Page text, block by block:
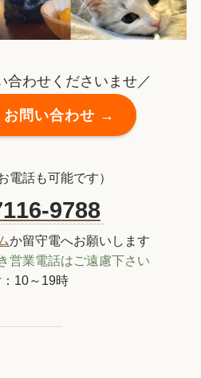
合わせくださいませ／
お問い合わせ →
電話も可能です）
9788
か留守電へお願いします
営業電話はご遠慮下さい
10～19時